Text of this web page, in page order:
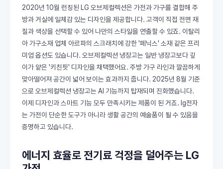
2020년 10월 런칭된 LG 오브제컬렉션은 가전과 가구를 결합해 주
방과 거실에 일체감 있는 디자인을 제공합니다. 고객이 직접 전면 재
질과 색상을 선택할 수 있어 나만의 스타일을 연출할 수 있죠. 이탈리
아 가구소재 업체 아르파의 스크래치에 강한 '페닉스' 소재 같은 프리
미엄 옵션도 있습니다. 오브제컬렉션 냉장고는 일반 냉장고보다 깊
이가 얕은 '키친핏' 디자인을 채택했어요. 주방 가구 라인과 깔끔하게
맞아떨어져 공간이 넓어 보이는 효과까지 줍니다. 2025년 8월 기준
으로 오브제컬렉션 냉장고는 AI 기능까지 탑재되며 진화했습니다.
이제 디자인과 스마트 기능 모두 만족시키는 제품이 된 거죠. lg전자
는 가전이 단순한 도구가 아니라 생활 공간의 예술품이 될 수 있음을
증명하고 있습니다.
에너지 효율로 전기료 걱정을 덜어주는 LG